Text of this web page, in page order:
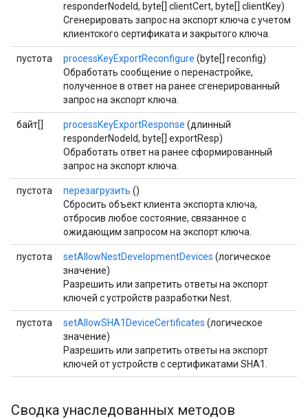
responderNodeId, byte[] clientCert, byte[] clientKey)
Сгенерировать запрос на экспорт ключа с учетом
клиентского сертификата и закрытого ключа.
пустота processKeyExportReconfigure (byte[] reconfig)
Обработать сообщение о перенастройке,
полученное в ответ на ранее сгенерированный
запрос на экспорт ключа.
байт[] processKeyExportResponse (длинный
responderNodeId, byte[] exportResp)
Обработать ответ на ранее сформированный
запрос на экспорт ключа.
пустота перезагрузить ()
Сбросить объект клиента экспорта ключа,
отбросив любое состояние, связанное с
ожидающим запросом на экспорт ключа.
пустота setAllowNestDevelopmentDevices (логическое
значение)
Разрешить или запретить ответы на экспорт
ключей с устройств разработки Nest.
пустота setAllowSHA1DeviceCertificates (логическое
значение)
Разрешить или запретить ответы на экспорт
ключей от устройств с сертификатами SHA1.
Сводка унаследованных методов